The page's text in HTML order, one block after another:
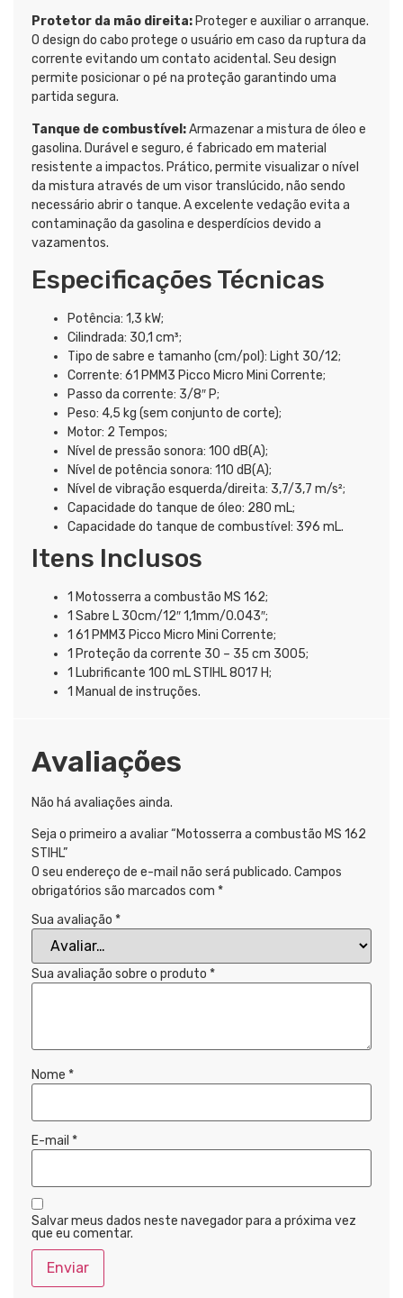
Protetor da mão direita: Proteger e auxiliar o arranque.
O design do cabo protege o usuário em caso da ruptura da
corrente evitando um contato acidental. Seu design
permite posicionar o pé na proteção garantindo uma
partida segura.
Tanque de combustível:Armazenar a mistura de óleo e
gasolina. Durável e seguro, é fabricado em material
resistente a impactos. Prático, permite visualizar o nível
da mistura através de um visor translúcido, não sendo
necessário abrir o tanque. A excelente vedação evita a
contaminação da gasolina e desperdícios devido a
vazamentos.
Especificações Técnicas
Potência: 1,3 kW;
Cilindrada: 30,1 cm³;
Tipo de sabre e tamanho (cm/pol): Light 30/12;
Corrente: 61 PMM3 Picco Micro Mini Corrente;
Passo da corrente: 3/8″ P;
Peso: 4,5 kg (sem conjunto de corte);
Motor: 2 Tempos;
Nível de pressão sonora: 100 dB(A);
Nível de potência sonora: 110 dB(A);
Nível de vibração esquerda/direita: 3,7/3,7 m/s²;
Capacidade do tanque de óleo: 280 mL;
Capacidade do tanque de combustível: 396 mL.
Itens Inclusos
1 Motosserra a combustão MS 162;
1 Sabre L 30cm/12″ 1,1mm/0.043″;
1 61 PMM3 Picco Micro Mini Corrente;
1 Proteção da corrente 30 – 35 cm 3005;
1 Lubrificante 100 mL STIHL 8017 H;
1 Manual de instruções.
Avaliações
Não há avaliações ainda.
Seja o primeiro a avaliar “Motosserra a combustão MS 162
STIHL”
O seu endereço de e-mail não será publicado. Campos
obrigatórios são marcados com *
Sua avaliação *
Sua avaliação sobre o produto *
Nome *
E-mail *
Salvar meus dados neste navegador para a próxima vez
que eu comentar.